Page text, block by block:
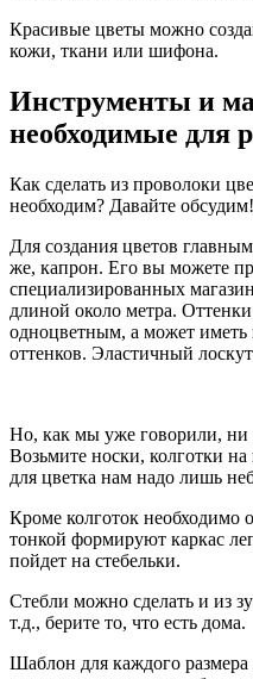
Красивые цветы можно
кожи, ткани или шифона.
Инструменты и
необходимые для
Как сделать из проволоки
необходим? Давайте обсудим!
Для создания цветов
же, капрон. Его вы можете
специализированных
длиной около метра.
одноцветным, а может иметь
оттенков. Эластичный
Но, как мы уже говорили, ни
Возьмите носки, колготки на
для цветка нам надо лишь
Кроме колготок необходимо
тонкой формируют каркас
пойдет на стебельки.
Стебли можно сделать и из
т.д., берите то, что есть дома.
Шаблон для каждого